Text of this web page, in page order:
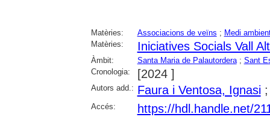
Matèries: Associacions de veïns ; Medi
Matèries:
Iniciatives Socials Vall
Àmbit: Santa Maria de Palautordera; Sant
Cronologia:
[2024 ]
Autors add.: Faura i Ventosa, Ignasi
Accés: https://hdl.handle.net/